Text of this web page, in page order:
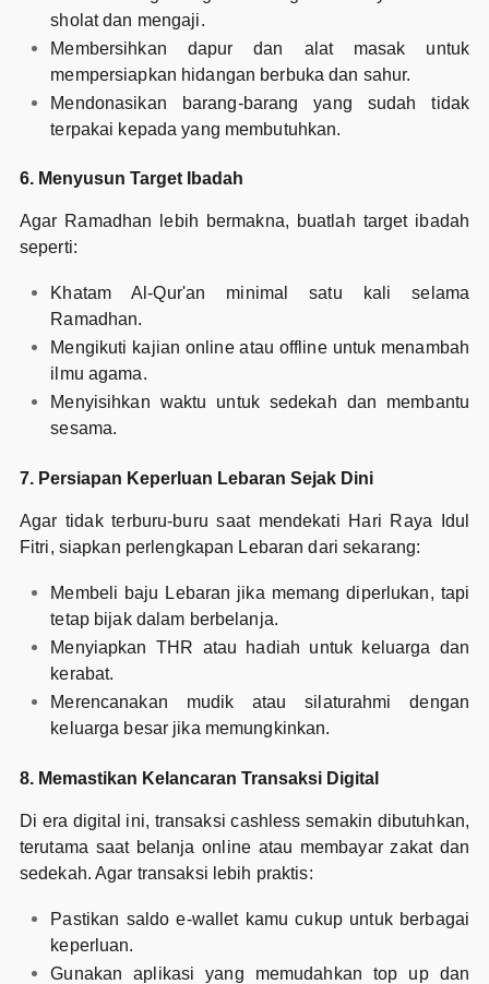
sholat dan mengaji.
Membersihkan dapur dan alat masak untuk
mempersiapkan hidangan berbuka dan sahur.
Mendonasikan barang-barang yang sudah tidak
terpakai kepada yang membutuhkan.
6. Menyusun Target Ibadah
Agar Ramadhan lebih bermakna, buatlah target ibadah
seperti:
Khatam Al-Qur'an minimal satu kali selama
Ramadhan.
Mengikuti kajian online atau offline untuk menambah
ilmu agama.
Menyisihkan waktu untuk sedekah dan membantu
sesama.
7. Persiapan Keperluan Lebaran Sejak Dini
Agar tidak terburu-buru saat mendekati Hari Raya Idul
Fitri, siapkan perlengkapan Lebaran dari sekarang:
Membeli baju Lebaran jika memang diperlukan, tapi
tetap bijak dalam berbelanja.
Menyiapkan THR atau hadiah untuk keluarga dan
kerabat.
Merencanakan mudik atau silaturahmi dengan
keluarga besar jika memungkinkan.
8. Memastikan Kelancaran Transaksi Digital
Di era digital ini, transaksi cashless semakin dibutuhkan,
terutama saat belanja online atau membayar zakat dan
sedekah. Agar transaksi lebih praktis:
Pastikan saldo e-wallet kamu cukup untuk berbagai
keperluan.
Gunakan aplikasi yang memudahkan top up dan